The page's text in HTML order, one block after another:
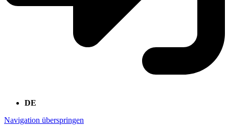
DE
Navigation überspringen